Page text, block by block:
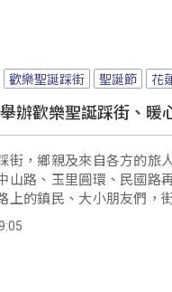
歡樂聖誕踩街 聖誕節 花
辦歡樂聖誕踩街、暖
街，鄉親及來自各方的旅
山路、玉里圓環、民國路
上的鎮民、大小朋友們，